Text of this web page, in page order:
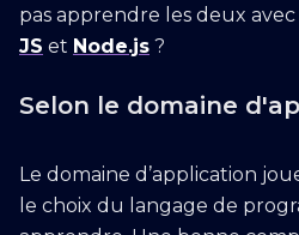
pas apprendre les deux
JS et Node.js ?
Selon le domaine
Le domaine d’application
le choix du langage de